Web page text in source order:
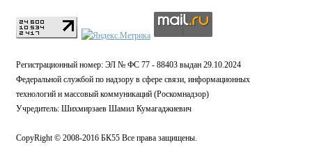
Регистрационный номер: ЭЛ № ФС 77 - 88403 выдан 29.10.2024
Федеральной службой по надзору в сфере связи, информационных
технологий и массовый коммуникаций (Роскомнадзор)
Учредитель: Шихмирзаев Шамил Кумагаджиевич
CopyRight © 2008-2016 БК55 Все права защищены.